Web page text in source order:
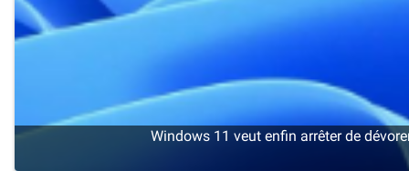
Windows 11 veut enfin arrêter de